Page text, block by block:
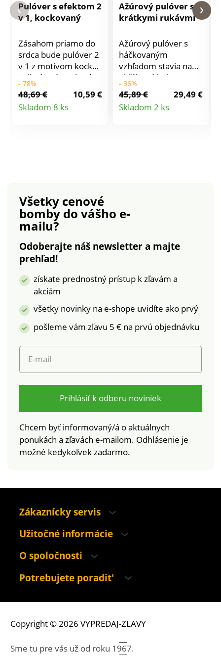
Pulóver s efektom 2
v 1, kockovaný
Zásahom priamo do
srdca bude pulóver 2
v 1 z motívom kocky!
Kašmírový na dotyk.
Okrúhly uvoľnený
výstrih. Dlhé rukávy.
Voálový spodný lem a
- 78%
48,69 €
10,59 €
Skladom 8 ks
Detail
Ažúrový pulóver s
krátkymi rukávmi
Ažúrový pulóver s
háčkovaným
vzhľadom stavia na
obľúbený boho
vzhľad. Jemný úplet s
prímesou bavlny.
Ažúrový vzor. Vpredu
- 36%
45,89 €
29,49 €
Skladom 2 ks
Detail
Všetky cenové
bomby do vášho e-
mailu?
Odoberajte náš newsletter a majte
prehľad!
získate prednostný prístup k zľavám a
akciám
všetky novinky na e-shope uvidíte ako prvý
pošleme vám zľavu 5 € na prvú objednávku
E-mail
Prihlásiť k odberu noviniek
Chcem byť informovaný/á o aktuálnych
ponukách a zľavách e-mailom. Odhlásenie je
možné kedykoľvek zadarmo.
Zákaznícky servis
Užitočné informácie
O spoločnosti
Potrebujete poradit'
Copyright © 2026 VYPREDAJ-ZLAVY
Sme tu pre vás už od roku 1967.